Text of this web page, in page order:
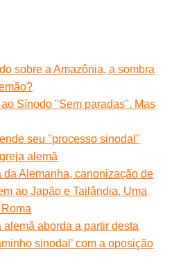
sobre a Amazônia, a sombra
Sínodo "Sem paradas". Mas
seu ''processo sinodal''
alemã
da Alemanha, canonização de
ao Japão e Tailândia. Uma
alemã aborda a partir desta
sinodal’ com a oposição